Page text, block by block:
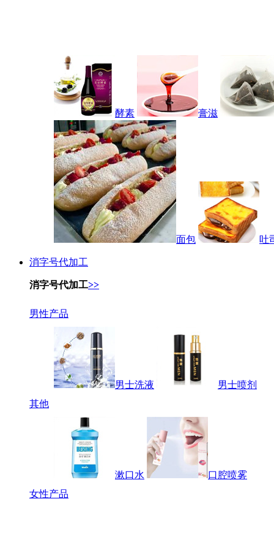
酵素 膏滋
面包 吐
消字号代加工
消字号代加工>>
男性产品
男士洗液
男士喷剂
其他
漱口水
口腔喷雾
女性产品